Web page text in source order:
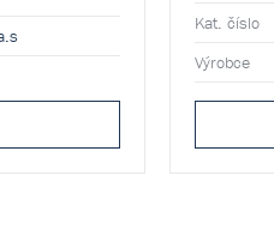
I a
Kat. číslo
Výrobce